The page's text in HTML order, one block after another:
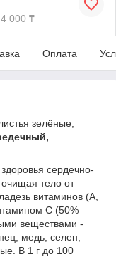
000 ₸
Оплата
зелёные,
сердечно-
тело от
витаминов (А,
С (50%
веществами -
медь, селен,
В 1 г до 100